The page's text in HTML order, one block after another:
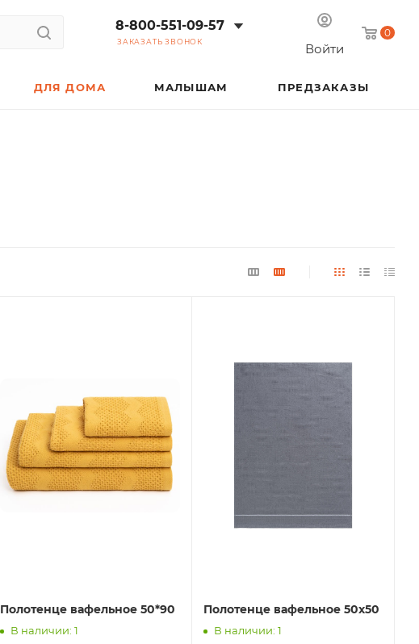
0
Войти
8-800-551-09-57
ЗАКАЗАТЬ ЗВОНОК
ДЛЯ ДОМА МАЛЫШАМ ПРЕДЗАКАЗЫ
Полотенце вафельное 50*90
В наличии: 1
Полотенце вафельное 50х50
В наличии: 1